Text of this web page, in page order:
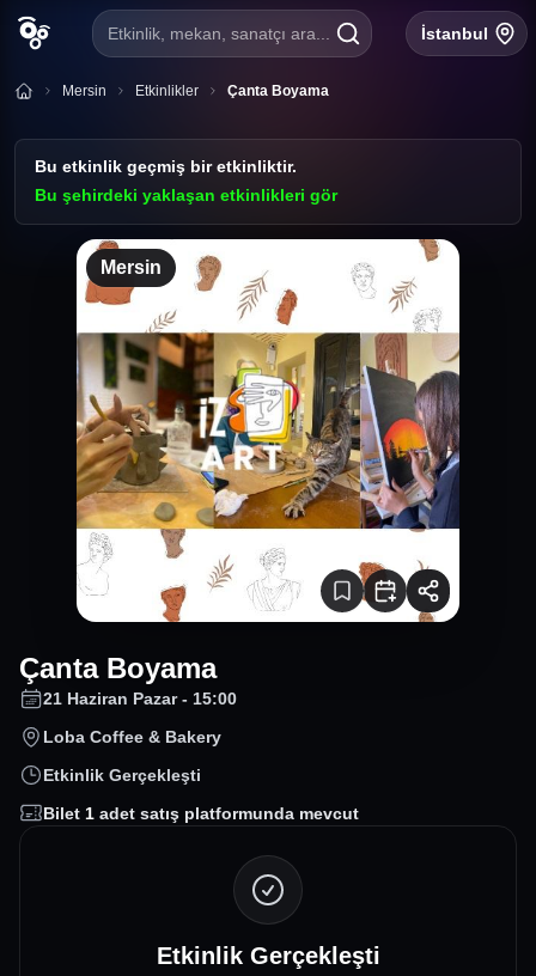
Etkinlik, mekan, sanatçı ara... İstanbul
Mersin Etkinlikler Çanta Boyama
Bu etkinlik geçmiş bir etkinliktir.
Bu şehirdeki yaklaşan etkinlikleri gör
Mersin
Çanta Boyama
21 Haziran Pazar - 15:00
Loba Coffee & Bakery
Etkinlik Gerçekleşti
Bilet 1 adet satış platformunda mevcut
Etkinlik Gerçekleşti